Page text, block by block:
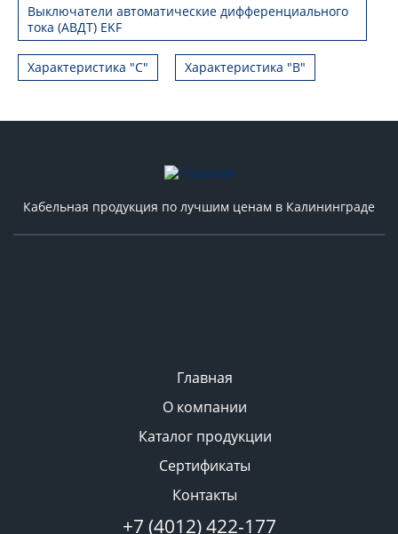
Выключатели автоматические дифференциального
тока (АВДТ) EKF
Характеристика "С" Характеристика "B"
Кабельная продукция по лучшим ценам в Калининграде
Главная
О компании
Каталог продукции
Сертификаты
Контакты
+7 (4012) 422-177